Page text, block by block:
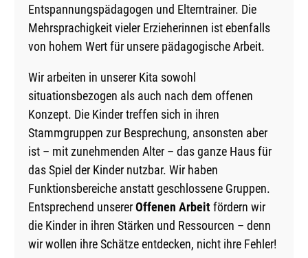
Entspannungspädagogen und Elterntrainer. Die
Mehrsprachigkeit vieler Erzieherinnen ist ebenfalls
von hohem Wert für unsere pädagogische Arbeit.
Wir arbeiten in unserer Kita sowohl
situationsbezogen als auch nach dem offenen
Konzept. Die Kinder treffen sich in ihren
Stammgruppen zur Besprechung, ansonsten aber
ist – mit zunehmenden Alter – das ganze Haus für
das Spiel der Kinder nutzbar. Wir haben
Funktionsbereiche anstatt geschlossene Gruppen.
Entsprechend unsererOffenen Arbeitfördern wir
die Kinder in ihren Stärken und Ressourcen – denn
wir wollen ihre Schätze entdecken, nicht ihre Fehler!